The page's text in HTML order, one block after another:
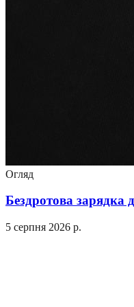
Огляд
Бездротова зарядка
5 серпня 2026 р.